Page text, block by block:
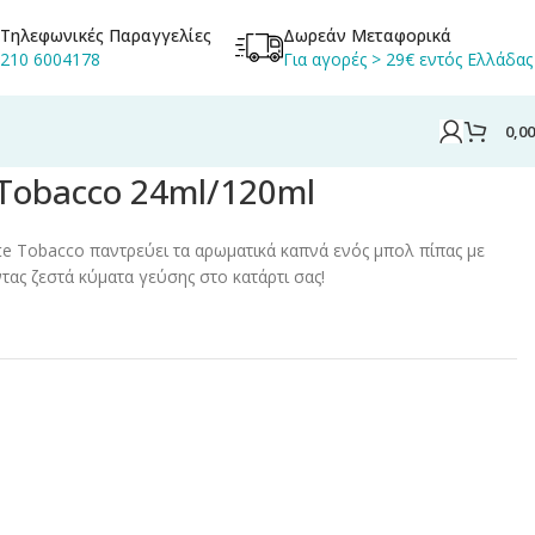
Τηλεφωνικές Παραγγελίες
210 6004178
Δωρεάν Μεταφορικά
Για αγορές > 29€ εντός
24ml/120ml
παντρεύει τα αρωματικά καπνά ενός μπολ πίπας με
ζεστά κύματα γεύσης στο κατάρτι σας!